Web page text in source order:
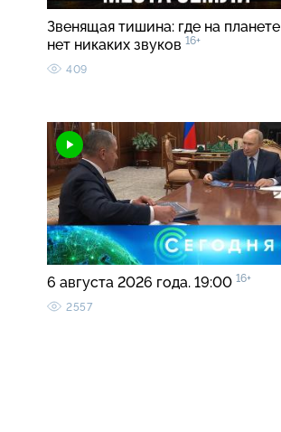
Звенящая тишина: где на планете
нет никаких звуков 16+
409
6 августа 2026 года. 19:00 16+
2557